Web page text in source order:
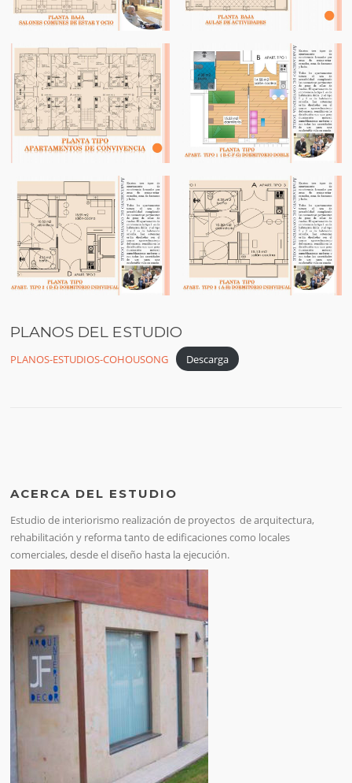
PLANOS DEL ESTUDIO
PLANOS-ESTUDIOS-COHOUSONG Descarga
ACERCA DEL ESTUDIO
Estudio de interiorismo realización de proyectos de arquitectura,
rehabilitación y reforma tanto de edificaciones como locales
comerciales, desde el diseño hasta la ejecución.